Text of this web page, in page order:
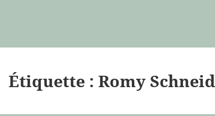
Étiquette :Romy